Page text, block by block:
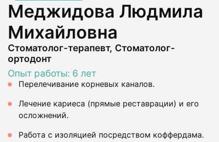
Меджидова Людмила
Михайловна
Стоматолог-терапевт, Стоматолог-
ортодонт
Опыт работы: 6 лет
Перелечивание корневых каналов.
Лечение кариеса (прямые реставрации) и его
осложнений.
Работа с изоляцией посредством коффердама.